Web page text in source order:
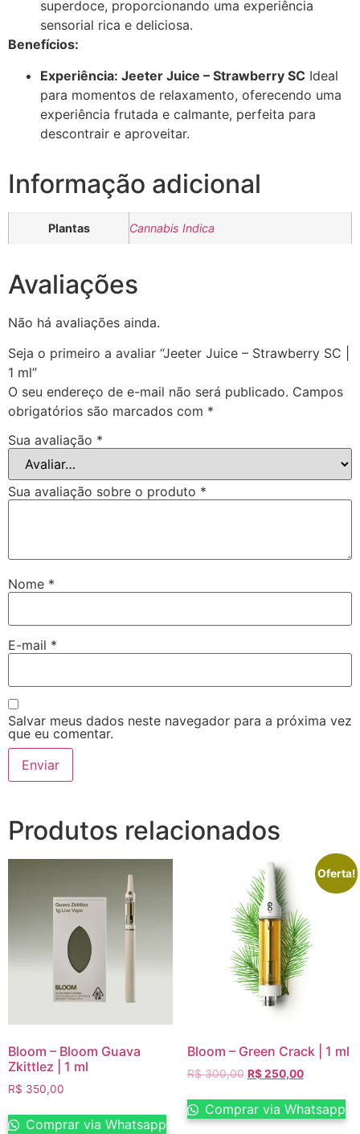
superdoce, proporcionando uma experiência
sensorial rica e deliciosa.
Benefícios:
Experiência: Jeeter Juice – Strawberry SC Ideal
para momentos de relaxamento, oferecendo uma
experiência frutada e calmante, perfeita para
descontrair e aproveitar.
Informação adicional
Plantas Cannabis Indica
Avaliações
Não há avaliações ainda.
Seja o primeiro a avaliar “Jeeter Juice – Strawberry SC |
1 ml”
O seu endereço de e-mail não será publicado. Campos
obrigatórios são marcados com *
Sua avaliação *
Sua avaliação sobre o produto *
Nome *
E-mail *
Salvar meus dados neste navegador para a próxima vez
que eu comentar.
Produtos relacionados
Bloom – Bloom Guava
Zkittlez | 1 ml
R$ 350,00
Comprar via Whatsapp
Oferta!
Bloom – Green Crack | 1 ml
R$300,00 R$250,00
Comprar via Whatsapp